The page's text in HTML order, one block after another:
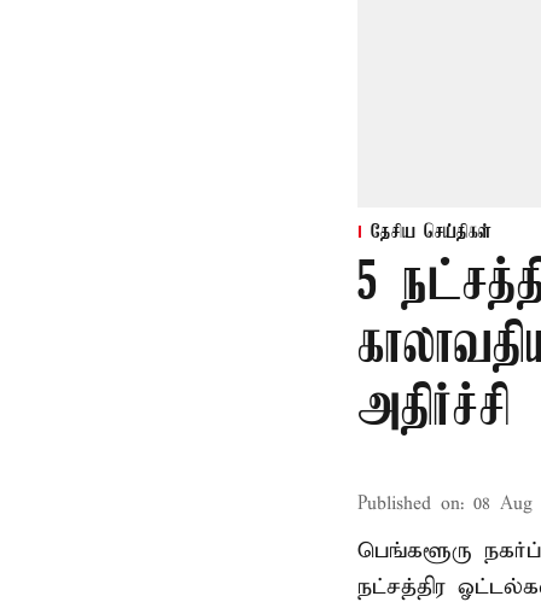
தேசிய செய்திகள்
5
அதிர்ச்சி
Published on: 08 Aug
பெங்களூரு
நட்சத்திர